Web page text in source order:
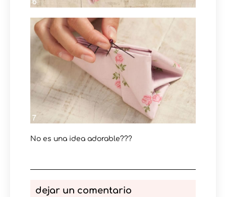
No es una idea adorable???
dejar un comentario